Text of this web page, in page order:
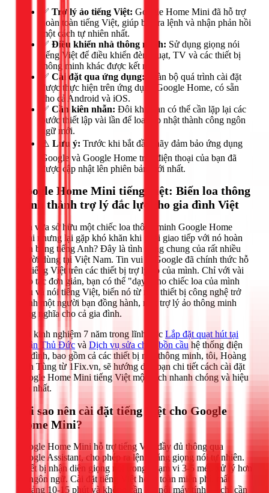
✅ Trợ lý ảo tiếng Việt: Google Home Mini đã hỗ trợ
hoàn toàn tiếng Việt, giúp bạn ra lệnh và nhận phản hồi
một cách tự nhiên nhất.
✅ Điều khiển nhà thông minh: Sử dụng giọng nói
tiếng Việt để điều khiển đèn, quạt, TV và các thiết bị
thông minh khác được kết nối.
✅ Cài đặt qua ứng dụng: Toàn bộ quá trình cài đặt
được thực hiện trên ứng dụng Google Home, có sẵn
cho cả Android và iOS.
✅ Cần kiên nhẫn: Đôi khi, bạn có thể cần lặp lại các
bước thiết lập vài lần để loa cập nhật thành công ngôn
ngữ mới.
⚠️ Lưu ý: Trước khi bắt đầu, hãy đảm bảo ứng dụng
Google và Google Home trên điện thoại của bạn đã
được cập nhật lên phiên bản mới nhất.
Google Home Mini tiếng Việt: Biến loa thông
minh thành trợ lý đắc lực cho gia đình Việt
Bạn vừa sở hữu một chiếc loa thông minh Google Home
Mini nhưng lại gặp khó khăn khi phải giao tiếp với nó hoàn
toàn bằng tiếng Anh? Đây là tình trạng chung của rất nhiều
người dùng tại Việt Nam. Tin vui là Google đã chính thức hỗ
trợ tiếng Việt trên các thiết bị trợ lý ảo của mình. Chỉ với vài
thao tác đơn giản, bạn có thể "dạy" cho chiếc loa của mình
hiểu và nói tiếng Việt, biến nó từ một thiết bị công nghệ trở
thành một người bạn đồng hành, một trợ lý ảo thông minh
đúng nghĩa cho cả gia đình.
Với kinh nghiệm 7 năm trong lĩnh vực Lắp đặt quạt hút tại
Quận Thủ Đức và Dịch vụ sửa chữa bồn cầu hệ thống điện
gia đình, bao gồm cả các thiết bị nhà thông minh, tôi, Hoàng
Anh Tùng từ 1Fix.vn, sẽ hướng dẫn bạn chi tiết cách cài đặt
Google Home Mini tiếng Việt một cách nhanh chóng và hiệu
quả nhất.
Tại sao nên cài đặt tiếng Việt cho Google
Home Mini?
Google Home Mini hỗ trợ tiếng Việt đầy đủ thông qua
Google Assistant, cho phép ra lệnh bằng giọng nói tự nhiên.
Thiết bị nhận diện giọng nói trong phạm vi 3-5 mét, xử lý hơn
40 ngôn ngữ. Cài đặt tiếng Việt hoàn toàn miễn phí, mất
khoảng 10-15 phút và không cần kết nối máy tính — chỉ cần